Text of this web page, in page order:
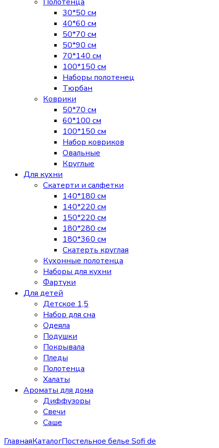
30*50 см
40*60 см
50*70 см
50*90 см
70*140 см
100*150 см
Наборы полотенец
Тюрбан
Коврики
50*70 см
60*100 см
100*150 см
Набор ковриков
Овальные
Круглые
Для кухни
Скатерти и салфетки
140*180 см
140*220 см
150*220 см
180*280 см
180*360 см
Скатерть круглая
Кухонные полотенца
Наборы для кухни
Фартуки
Для детей
Детское 1,5
Набор для сна
Одеяла
Подушки
Покрывала
Пледы
Полотенца
Халаты
Ароматы для дома
Диффузоры
Свечи
Cаше
ГлавнаяКаталогПостельное белье Sofi de